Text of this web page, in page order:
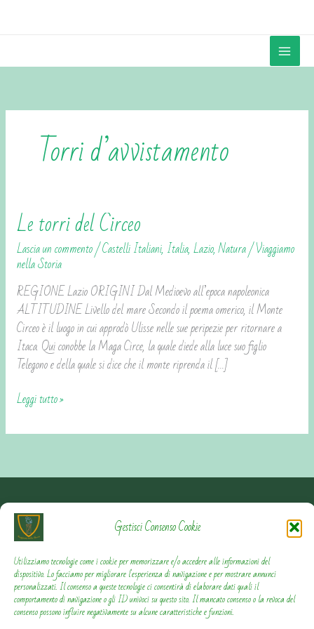
Gestisci Consenso Cookie
Utilizziamo tecnologie come i cookie per memorizzare e/o accedere alle informazioni del
dispositivo. Lo facciamo per migliorare l'esperienza di navigazione e per mostrare annunci
personalizzati. Il consenso a queste tecnologie ci consentirà di elaborare dati quali il
comportamento di navigazione o gli ID univoci su questo sito. Il mancato consenso o la revoca del
consenso possono influire negativamente su alcune caratteristiche e funzioni.
Torri d’avvistamento
Le torri del Circeo
Lascia un commento/Castelli Italiani, Italia,Lazio,Natura/Viaggiamo
nella Storia
REGIONE Lazio ORIGINI Dal Medioevo all’epoca napoleonica
ALTITUDINE Livello del mare Secondo il poema omerico, il Monte
Circeo è il luogo in cui approdò Ulisse nelle sue peripezie per ritornare a
Itaca. Qui conobbe la Maga Circe, la quale diede alla luce suo figlio
Telegono e della quale si dice che il monte riprenda il […]
Le
torri
del
Circeo
Leggi tutto »
Contattami
Privacy Policy
Cookie Policy